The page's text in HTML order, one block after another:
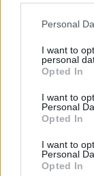
Personal
I want to
personal
Opted In
I want to
Personal
Opted In
I want to
Personal
Opted In
Hon